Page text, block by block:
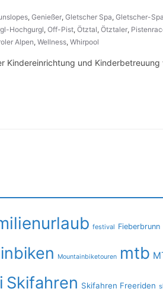
, Genießer, Gletscher Spa, Gletscher-Spa
Hochgurgl, Off-Pist, Ötztal, Ötztaler,
Alpen, Wellness, Whirpool
Kindereinrichtung und
festival Fieberbrunn
Mountainbiketouren mtb
Skifahren Skifahren Freeriden